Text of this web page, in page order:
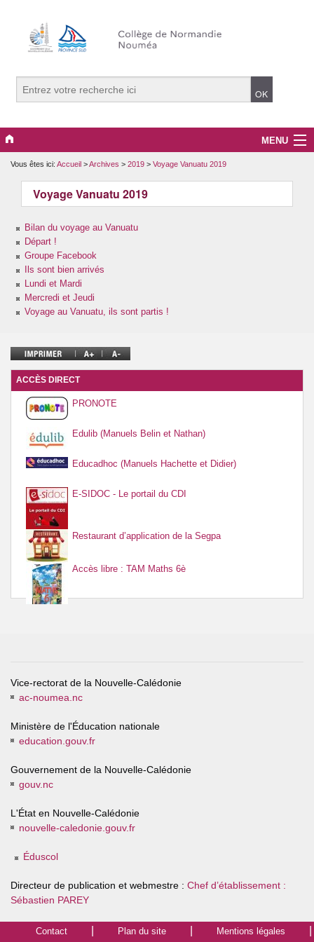
MENU
Archives
Associations
Bien-être
Normandie signe avec nous !
Orientation
Vie au collège
Vous êtes ici: Accueil >Archives > 2019 > Voyage Vanuatu 2019
Voyage Vanuatu 2019
Bilan du voyage au Vanuatu
Départ !
Groupe Facebook
Ils sont bien arrivés
Lundi et Mardi
Mercredi et Jeudi
Voyage au Vanuatu, ils sont partis !
ACCÈS DIRECT
PRONOTE
Edulib (Manuels Belin et Nathan)
Educadhoc (Manuels Hachette et Didier)
E-SIDOC - Le portail du CDI
Restaurant d’application de la Segpa
Accès libre : TAM Maths 6è
Vice-rectorat de la Nouvelle-Calédonie
ac-noumea.nc
Ministère de l'Éducation nationale
education.gouv.fr
Gouvernement de la Nouvelle-Calédonie
gouv.nc
L'État en Nouvelle-Calédonie
nouvelle-caledonie.gouv.fr
Éduscol
Directeur de publication et webmestre : Chef d’établissement :
Sébastien PAREY
Contact Plan du site Mentions légales